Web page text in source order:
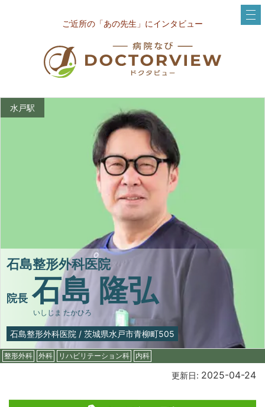
ご近所の「あの先生」にインタビュー
水戸駅
石島整形外科医院
院長 石島 隆弘
いしじま たかひろ
石島整形外科医院 / 茨城県水戸市青柳町505
整形外科 外科 リハビリテーション科 内科
更新日: 2025-04-24